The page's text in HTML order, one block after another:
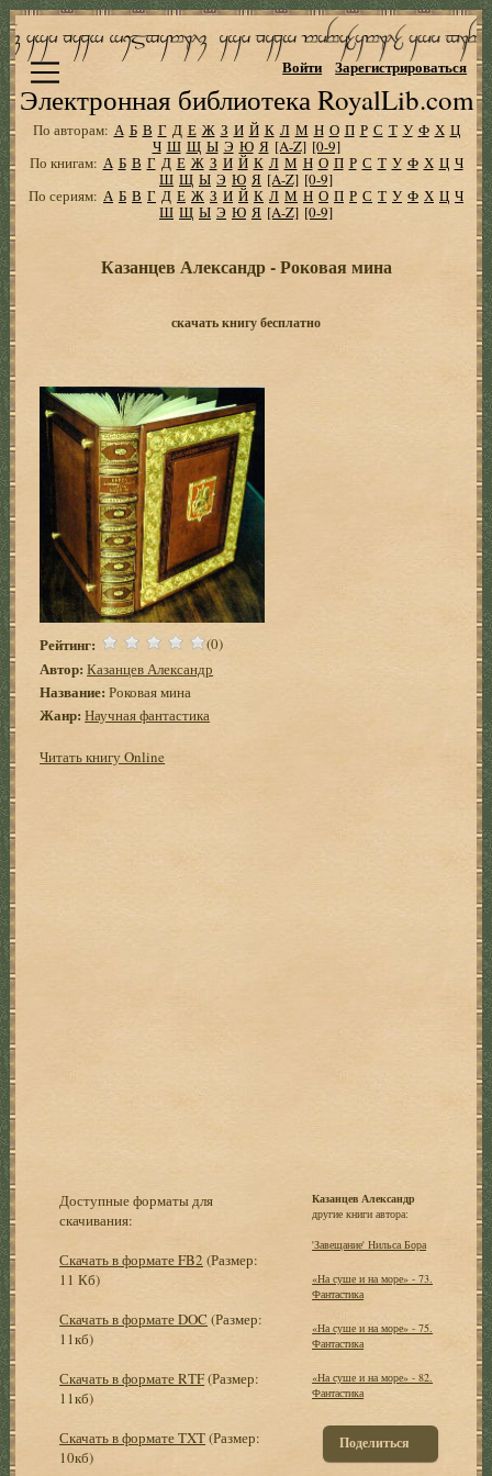
Электронная библиотека RoyalLib.com
Войти Зарегистрироваться
По авторам: А Б В Г Д Е Ж З И Й К Л М Н О П Р С Т У Ф Х Ц
Ч Ш Щ Ы Э Ю Я [A-Z] [0-9]
По книгам: А Б В Г Д Е Ж З И Й К Л М Н О П Р С Т У Ф Х Ц Ч
Ш Щ Ы Э Ю Я [A-Z] [0-9]
По сериям: А Б В Г Д Е Ж З И Й К Л М Н О П Р С Т У Ф Х Ц Ч
Ш Щ Ы Э Ю Я [A-Z] [0-9]
Казанцев Александр - Роковая мина
скачать книгу бесплатно
Рейтинг: (0)
Автор: Казанцев Александр
Название: Роковая мина
Жанр: Научная фантастика
Читать книгу Online
Доступные форматы для
скачивания:
Скачать в формате FB2 (Размер:
11 Кб)
Скачать в формате DOC (Размер:
11кб)
Скачать в формате RTF(Размер:
11кб)
Скачать в формате TXT(Размер:
10кб)
Казанцев Александр
другие книги автора:
'Завещание' Нильса Бора
«На суше и на море» - 73.
Фантастика
«На суше и на море» - 75.
Фантастика
«На суше и на море» - 82.
Фантастика
Поделиться